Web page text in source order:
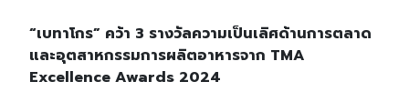
“เบทาโกร” คว้า 3 รางวัลความเป็นเลิศด้านการตลาด
และอุตสาหกรรมการผลิตอาหารจาก TMA
Excellence Awards 2024